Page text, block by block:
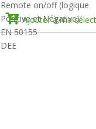
Remote on/off (logique
Positive et Négative)
EN 50155
DEE
Ajouter à ma